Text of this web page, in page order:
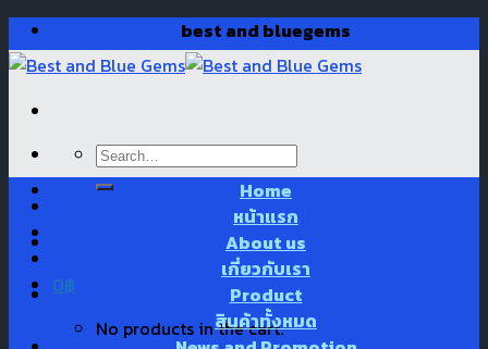
Skip
to
content
best and bluegems
Search
for:
0฿
No products in the cart.
Home
หน้าแรก
About us
เกี่ยวกับเรา
Product
สินค้าทั้งหมด